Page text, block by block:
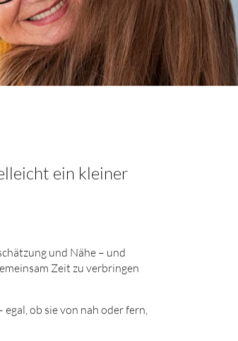
ein kleiner
und Nähe – und
Zeit zu verbringen
egal, ob sie von nah oder fern,